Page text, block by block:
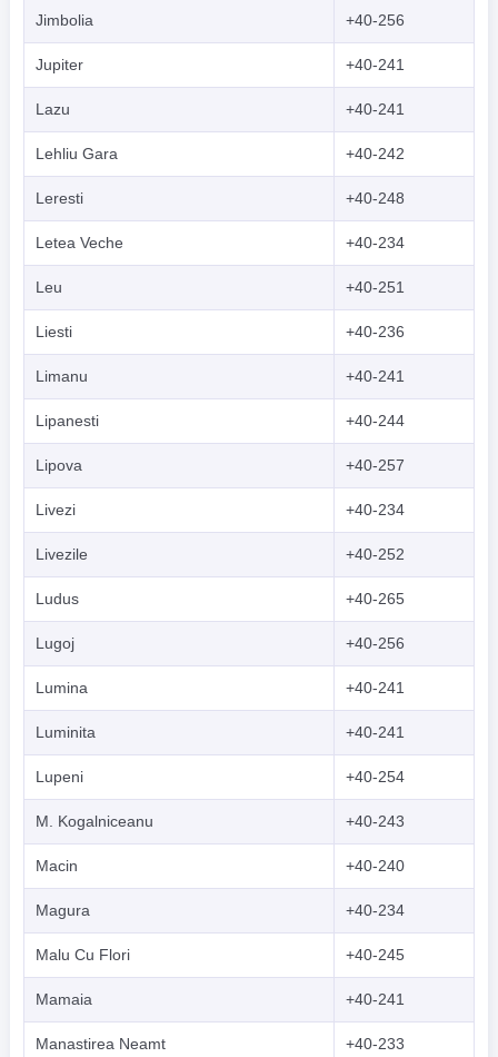
Jimbolia +40-256
Jupiter +40-241
Lazu +40-241
Lehliu Gara +40-242
Leresti +40-248
Letea Veche +40-234
Leu +40-251
Liesti +40-236
Limanu +40-241
Lipanesti +40-244
Lipova +40-257
Livezi +40-234
Livezile +40-252
Ludus +40-265
Lugoj +40-256
Lumina +40-241
Luminita +40-241
Lupeni +40-254
M. Kogalniceanu +40-243
Macin +40-240
Magura +40-234
Malu Cu Flori +40-245
Mamaia +40-241
Manastirea Neamt +40-233